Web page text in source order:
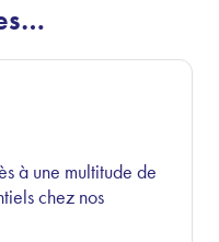
à une multitude de
chez nos